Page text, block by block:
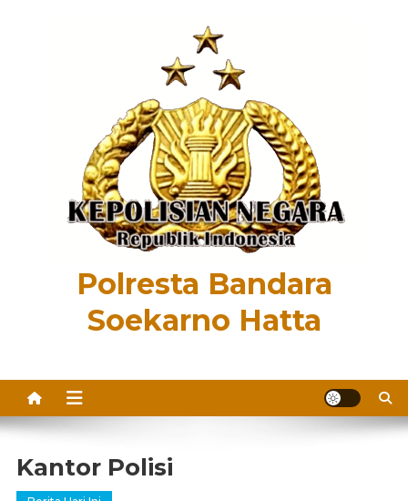
Polresta Bandara
Soekarno Hatta
Kantor Polisi